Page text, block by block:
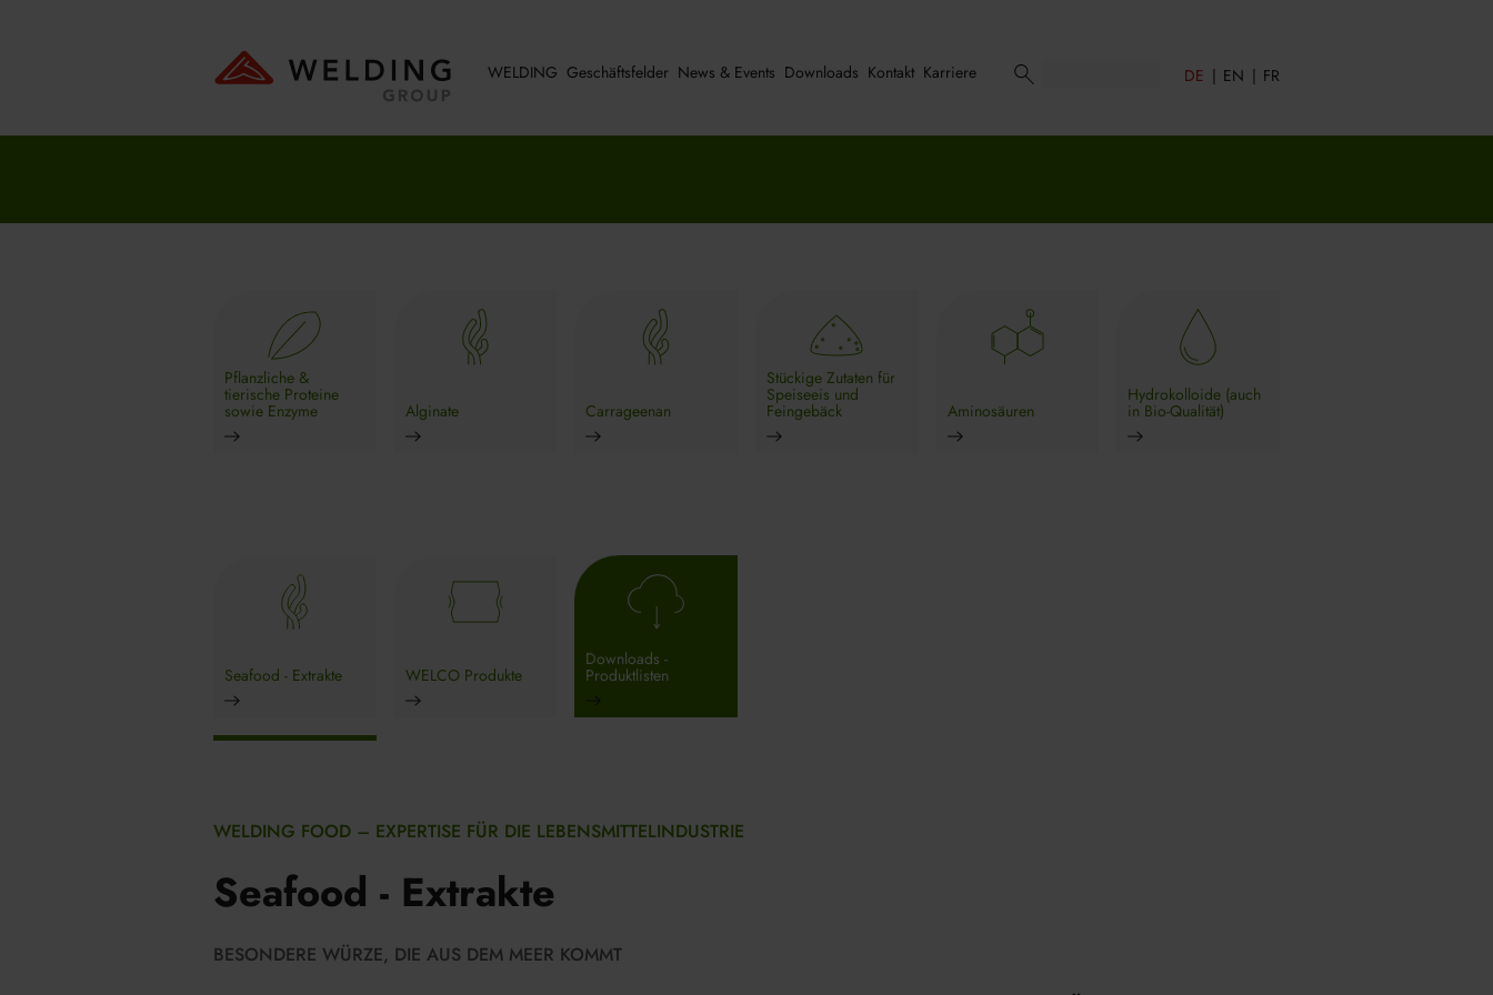
WELDING Geschäftsfelder News & Events Downloads Kontakt Karriere DE EN FR
Pflanzliche &
tierische Proteine
sowie Enzyme Alginate Carrageenan
Stückige Zutaten für
Speiseeis und
Feingebäck Aminosäuren
Hydrokolloide (auch
in Bio-Qualität)
Seafood - Extrakte WELCO Produkte
Downloads -
Produktlisten
WELDING FOOD – EXPERTISE FÜR DIE LEBENSMITTELINDUSTRIE
Seafood - Extrakte
BESONDERE WÜRZE, DIE AUS DEM MEER KOMMT